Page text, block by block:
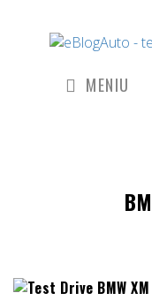
MENIU